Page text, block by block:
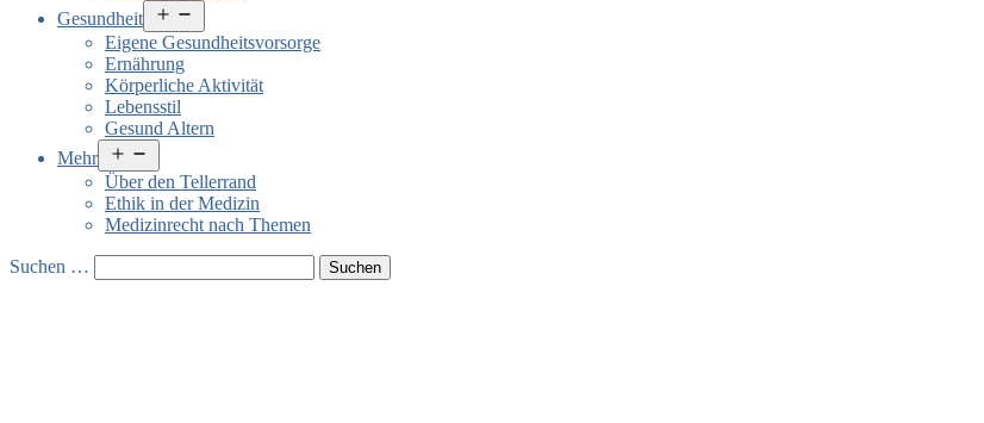
Gesundheit
öffnen
Eigene Gesundheitsvorsorge
Ernährung
Körperliche Aktivität
Lebensstil
Gesund Altern
Mehr
öffnen
Über den Tellerrand
Ethik in der Medizin
Medizinrecht nach Themen
Suchen …